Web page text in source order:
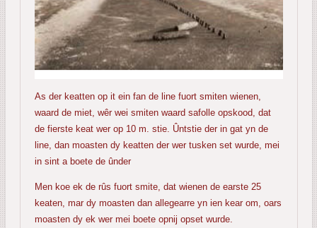
As der keatten op it ein fan de line fuort smiten wienen,
waard de miet, wêr wei smiten waard safolle opskood, dat
de fierste keat wer op 10 m. stie. Ûntstie der in gat yn de
line, dan moasten dy keatten der wer tusken set wurde, mei
in sint a boete de ûnder
Men koe ek de rûs fuort smite, dat wienen de earste 25
keaten, mar dy moasten dan allegearre yn ien kear om, oars
moasten dy ek wer mei boete opnij opset wurde.